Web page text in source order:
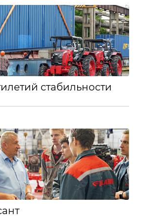
стабильности